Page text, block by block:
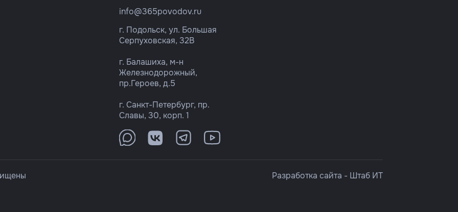
info@365povodov.ru
г. Подольск, ул. Большая
Серпуховская, 32В
г. Балашиха, м-н
Железнодорожный,
пр.Героев, д.5
г. Санкт-Петербург, пр.
Славы, 30, корп. 1
Разработка сайта - Штаб ИТ